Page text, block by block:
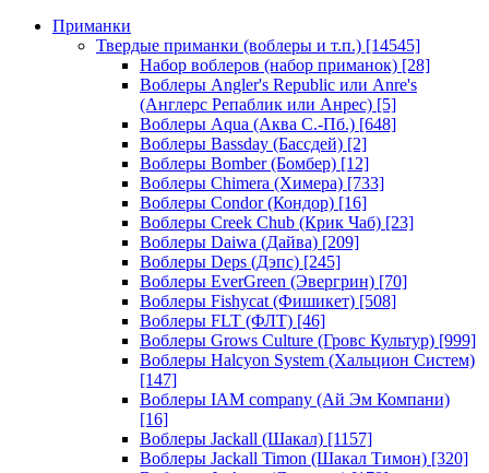
Приманки
Твердые приманки (воблеры и т.п.) [14545]
Набор воблеров (набор приманок) [28]
Воблеры Angler's Republic или Anre's
(Англерс Репаблик или Анрес) [5]
Воблеры Aqua (Аква С.-Пб.) [648]
Воблеры Bassday (Бассдей) [2]
Воблеры Bomber (Бомбер) [12]
Воблеры Chimera (Химера) [733]
Воблеры Condor (Кондор) [16]
Воблеры Creek Chub (Крик Чаб) [23]
Воблеры Daiwa (Дайва) [209]
Воблеры Deps (Дэпс) [245]
Воблеры EverGreen (Эвергрин) [70]
Воблеры Fishycat (Фишикет) [508]
Воблеры FLT (ФЛТ) [46]
Воблеры Grows Culture (Гровс Культур) [999]
Воблеры Halcyon System (Хальцион Систем)
[147]
Воблеры IAM company (Ай Эм Компани)
[16]
Воблеры Jackall (Шакал) [1157]
Воблеры Jackall Timon (Шакал Тимон) [320]